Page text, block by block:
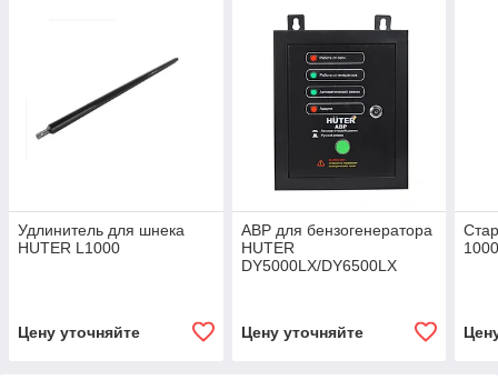
Удлинитель для шнека
HUTER L1000
Цену уточняйте
АВР для бензогенератора
HUTER
DY5000LX/DY6500LX
Цену уточняйте